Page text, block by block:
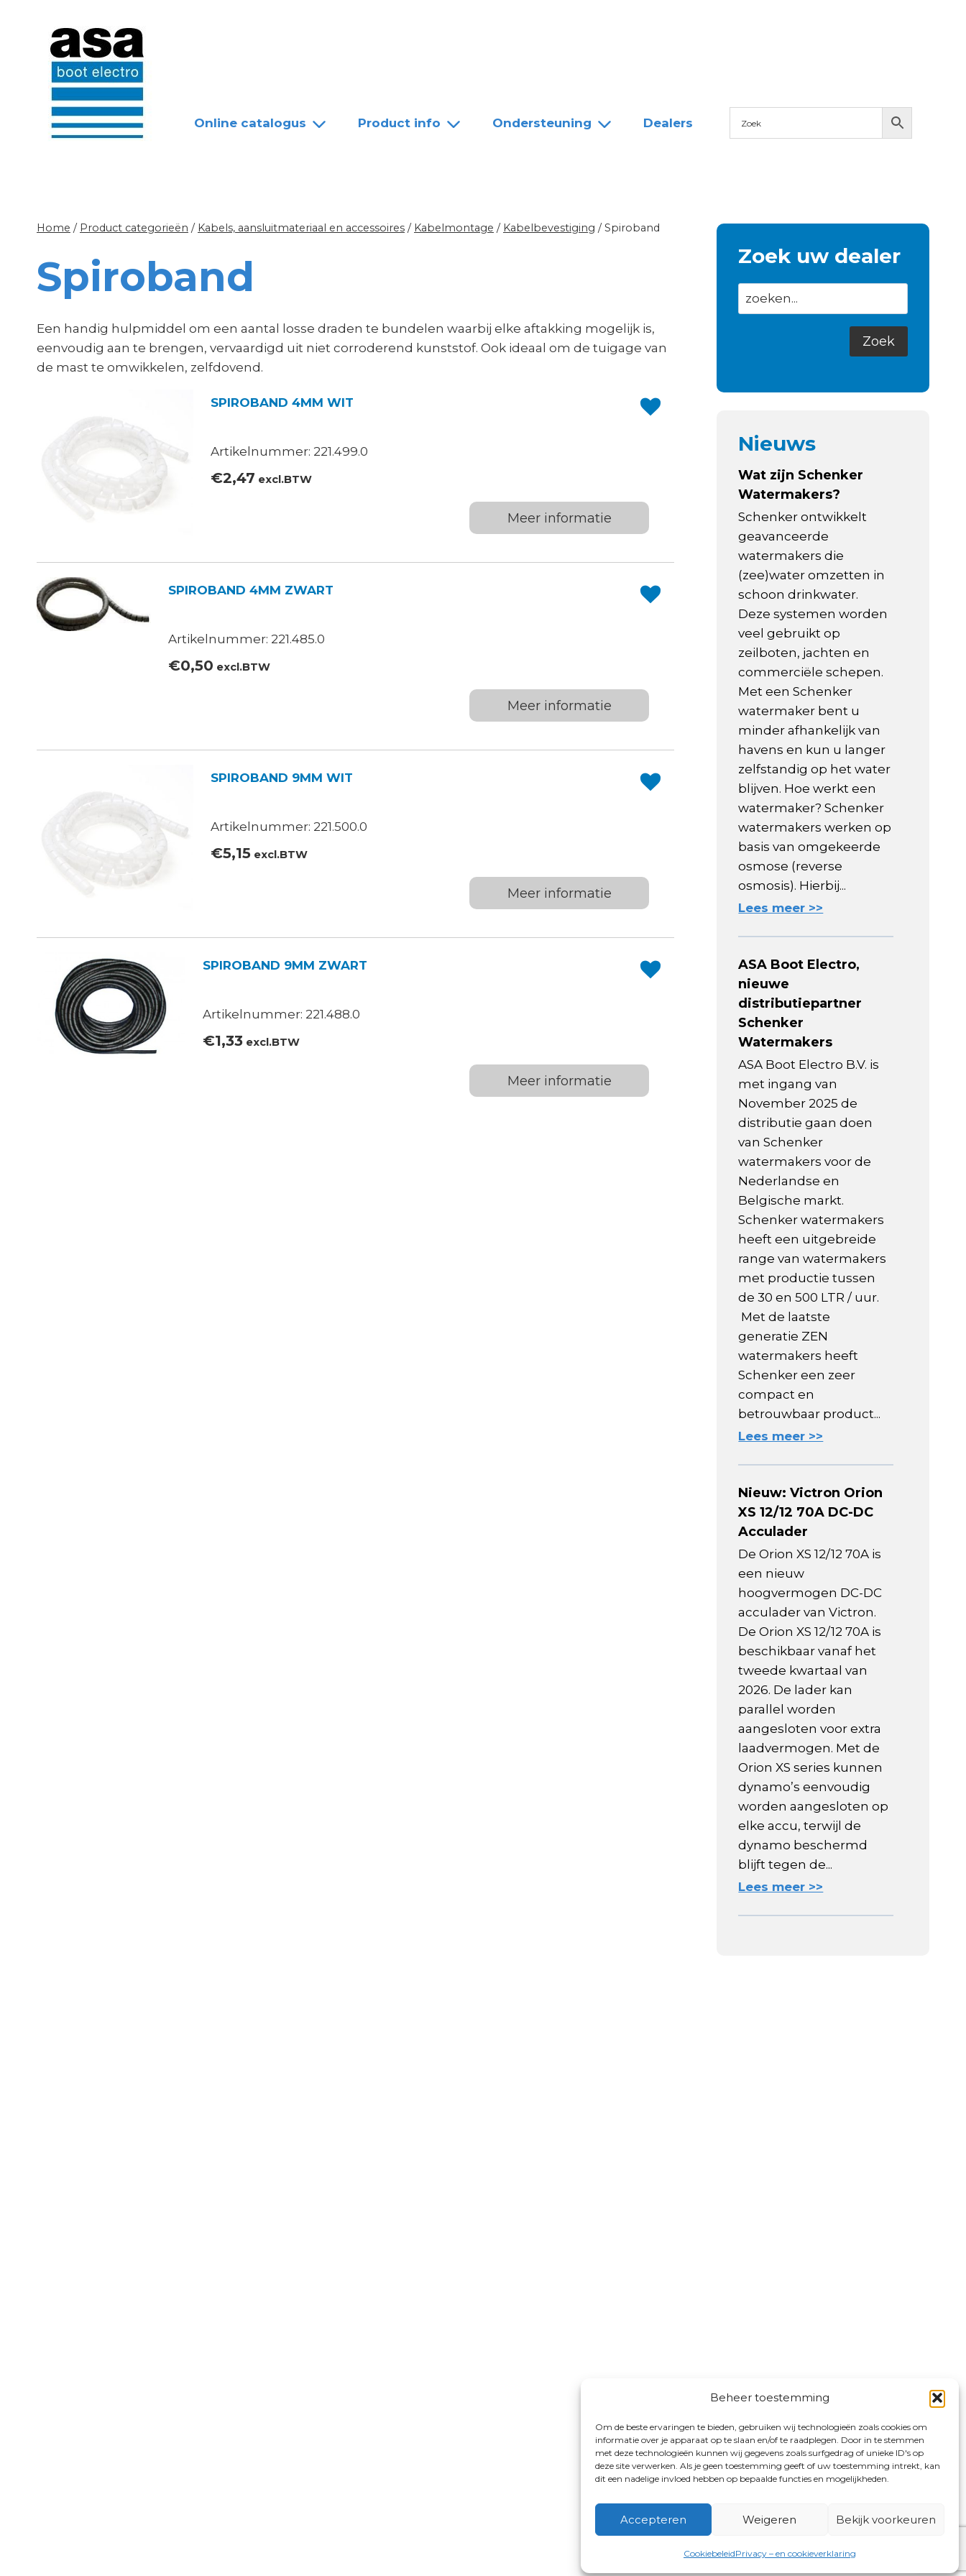
Beheer toestemming
Om de beste ervaringen te bieden, gebruiken wij technologieën zoals cookies om
informatie over je apparaat op te slaan en/of te raadplegen. Door in te stemmen
met deze technologieën kunnen wij gegevens zoals surfgedrag of unieke ID's op
deze site verwerken. Als je geen toestemming geeft of uw toestemming intrekt, kan
dit een nadelige invloed hebben op bepaalde functies en mogelijkheden.
Accepteren Weigeren Bekijk voorkeuren
CookiebeleidPrivacy – en cookieverklaring
Online catalogus Product info Ondersteuning Dealers
Home / Product categorieën / Kabels, aansluitmateriaal en accessoires / Kabelmontage / Kabelbevestiging / Spiroband
Spiroband
Een handig hulpmiddel om een aantal losse draden te bundelen waarbij elke aftakking mogelijk is,
eenvoudig aan te brengen, vervaardigd uit niet corroderend kunststof. Ook ideaal om de tuigage van
de mast te omwikkelen, zelfdovend.
SPIROBAND 4MM WIT
Artikelnummer: 221.499.0
€2,47 excl.BTW
Meer informatie
SPIROBAND 4MM ZWART
Artikelnummer: 221.485.0
€0,50 excl.BTW
Meer informatie
SPIROBAND 9MM WIT
Artikelnummer: 221.500.0
€5,15 excl.BTW
Meer informatie
SPIROBAND 9MM ZWART
Artikelnummer: 221.488.0
€1,33 excl.BTW
Meer informatie
Zoek uw dealer
Nieuws
Wat zijn Schenker
Watermakers?
Schenker ontwikkelt
geavanceerde
watermakers die
(zee)water omzetten in
schoon drinkwater.
Deze systemen worden
veel gebruikt op
zeilboten, jachten en
commerciële schepen.
Met een Schenker
watermaker bent u
minder afhankelijk van
havens en kun u langer
zelfstandig op het water
blijven. Hoe werkt een
watermaker? Schenker
watermakers werken op
basis van omgekeerde
osmose (reverse
osmosis). Hierbij...
Lees meer >>
ASA Boot Electro,
nieuwe
distributiepartner
Schenker
Watermakers
ASA Boot Electro B.V. is
met ingang van
November 2025 de
distributie gaan doen
van Schenker
watermakers voor de
Nederlandse en
Belgische markt.
Schenker watermakers
heeft een uitgebreide
range van watermakers
met productie tussen
de 30 en 500 LTR / uur.
Met de laatste
generatie ZEN
watermakers heeft
Schenker een zeer
compact en
betrouwbaar product...
Lees meer >>
Nieuw: Victron Orion
XS 12/12 70A DC-DC
Acculader
De Orion XS 12/12 70A is
een nieuw
hoogvermogen DC-DC
acculader van Victron.
De Orion XS 12/12 70A is
beschikbaar vanaf het
tweede kwartaal van
2026. De lader kan
parallel worden
aangesloten voor extra
laadvermogen. Met de
Orion XS series kunnen
dynamo’s eenvoudig
worden aangesloten op
elke accu, terwijl de
dynamo beschermd
blijft tegen de...
Lees meer >>